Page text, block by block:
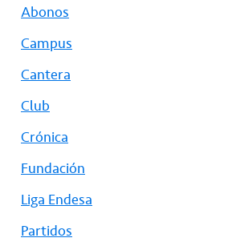
Abonos
Campus
Cantera
Club
Crónica
Fundación
Liga Endesa
Partidos